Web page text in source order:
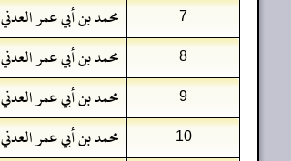
7 محمد بن أبي عمر العدني
8 محمد بن أبي عمر العدني
9 محمد بن أبي عمر العدني
10 محمد بن أبي عمر العدني